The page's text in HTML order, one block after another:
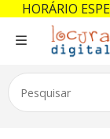
HORÁRIO